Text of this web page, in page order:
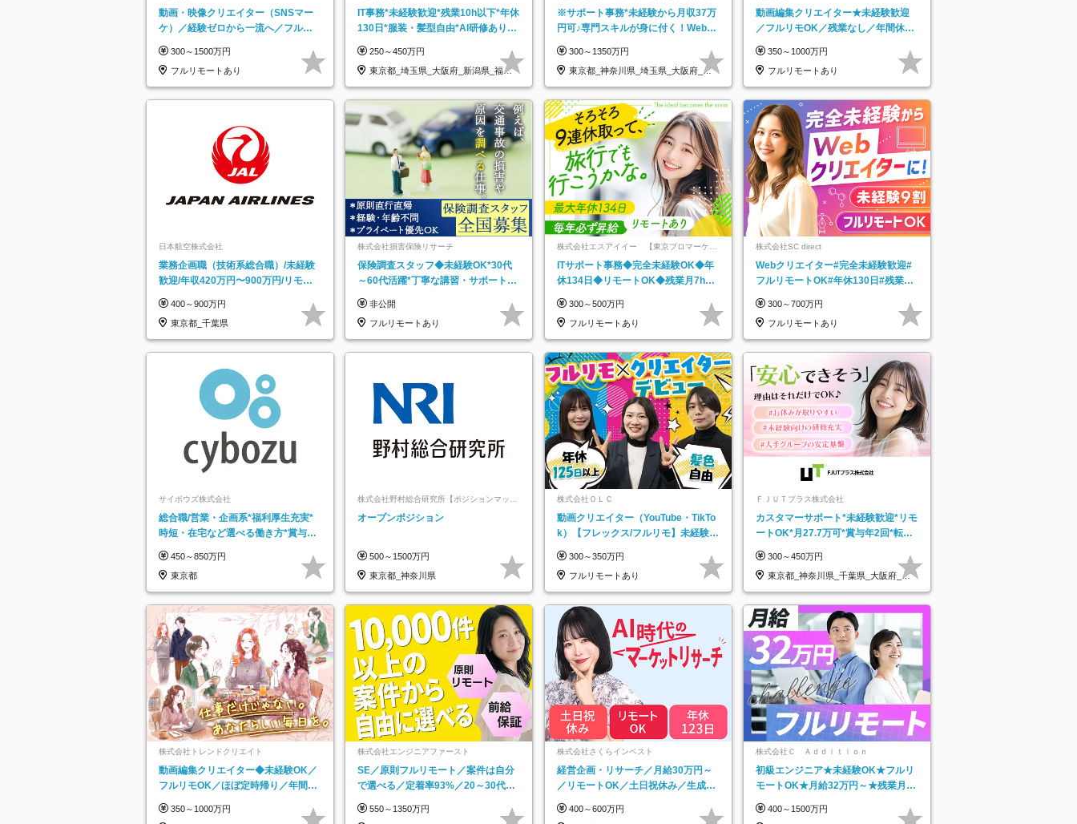
動画・映像クリエイター（SNSマー
ケ）／経験ゼロから一流へ／フルリ
日以上
300～1500万円
フルリモートあり
IT事務*未経験歓迎*残業10h以下*年休
130日*服装・髪型自由*AI研修あり*
250～450万円
東京都_埼玉県_大阪府_新潟県_福岡
県
ライム上場コプロ・ホールディングス子会
社】
※サポート事務*未経験から月収37万
円可♪専門スキルが身に付く！Web面
300～1350万円
東京都_神奈川県_埼玉県_大阪府_愛
知県…
動画編集クリエイター★未経験歓迎
／フルリモOK／残業なし／年間休日
実で安心
350～1000万円
フルリモートあり
日本航空株式会社
業務企画職（技術系総合職）/未経験
歓迎/年収420万円〜900万円/リモー
400～900万円
東京都_千葉県
株式会社損害保険リサーチ
保険調査スタッフ◆未経験OK*30代
～60代活躍*丁寧な講習・サポートあ
託
非公開
フルリモートあり
株式会社エスアイイー 【東京プロマーケッ
ITサポート事務◆完全未経験OK◆年
休134日◆リモートOK◆残業月7h以
300～500万円
フルリモートあり
株式会社SC direct
Webクリエイター#完全未経験歓迎#
フルリモートOK#年休130日#残業月
300～700万円
フルリモートあり
サイボウズ株式会社
総合職/営業・企画系*福利厚生充実*
時短・在宅など選べる働き方*賞与年
450～850万円
東京都
株式会社野村総合研究所【ポジションマッチ
オープンポジション
500～1500万円
東京都_神奈川県
株式会社ＯＬＣ
動画クリエイター（YouTube・TikTo
k）【フレックス/フルリモ】未経験O
300～350万円
フルリモートあり
ＦＪＵＴプラス株式会社
カスタマーサポート*未経験歓迎*リモ
ートOK*月27.7万可*賞与年2回*転勤
300～450万円
東京都_神奈川県_千葉県_大阪府_愛
知県…
株式会社トレンドクリエイト
動画編集クリエイター◆未経験OK／
フルリモOK／ほぼ定時帰り／年間休
OK
350～1000万円
株式会社エンジニアファースト
SE／原則フルリモート／案件は自分
で選べる／定着率93%／20～30代活
550～1350万円
株式会社さくらインベスト
経営企画・リサーチ／月給30万円～
／リモートOK／土日祝休み／生成AI
400～600万円
株式会社Ｃ Ａｄｄｉｔｉｏｎ
初級エンジニア★未経験OK★フルリ
モートOK★月給32万円～★残業月10
400～1500万円